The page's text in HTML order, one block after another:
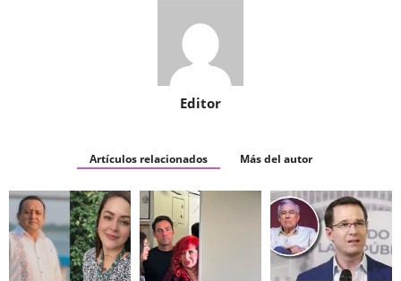
Editor
Artículos relacionados Más del autor